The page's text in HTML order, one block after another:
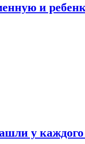
и
у каждого